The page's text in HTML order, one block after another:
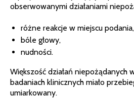
obserwowanymi działaniami
różne reakcje w miejscu podania,
bóle głowy,
nudności.
Większość działań niepożądanych
badaniach klinicznych miało
umiarkowany.